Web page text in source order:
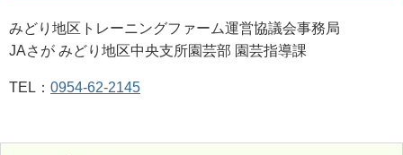
みどり地区トレーニングファーム運営協議会事務局
JAさが みどり地区中央支所園芸部 園芸指導課
TEL： 0954-62-2145